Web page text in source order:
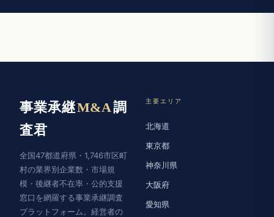
事業承継M&A調
査君
全国47都道府県・1,746市区町
村の業界別企業数・市場規
模・後継者不在率・公的支援
窓口を網羅する事業承継調査
プラットフォーム。経営者の
主要エリア
北海道
東京都
神奈川県
大阪府
愛知県